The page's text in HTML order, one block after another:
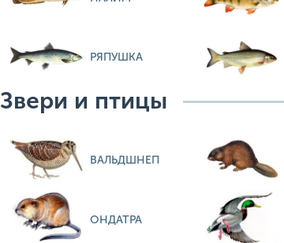
РЯПУШКА
Звери и птицы
ВАЛЬДШНЕП
ОНДАТРА